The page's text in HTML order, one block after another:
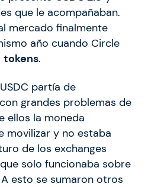
que le acompañaban.
mercado finalmente
año cuando Circle
tokens.
partía de
grandes problemas de
ellos la moneda
movilizar y no estaba
de los exchanges
solo funcionaba sobre
esto se sumaron otros